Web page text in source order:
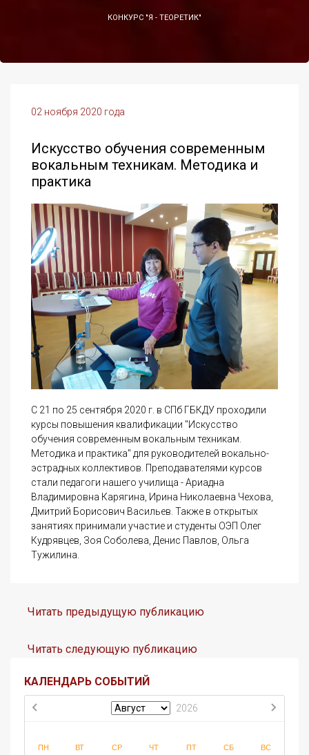
КОНКУРС "Я - ТЕОРЕТИК"
02 ноября 2020 года
Искусство обучения современным
вокальным техникам. Методика и
практика
С 21 по 25 сентября 2020 г. в СПб ГБКДУ проходили
курсы повышения квалификации "Искусство
обучения современным вокальным техникам.
Методика и практика" для руководителей вокально-
эстрадных коллективов. Преподавателями курсов
стали педагоги нашего училища - Ариадна
Владимировна Карягина, Ирина Николаевна Чехова,
Дмитрий Борисович Васильев. Также в открытых
занятиях принимали участие и студенты ОЭП Олег
Кудрявцев, Зоя Соболева, Денис Павлов, Ольга
Тужилина.
Читать предыдущую публикацию
Читать следующую публикацию
КАЛЕНДАРЬ СОБЫТИЙ
2026
ПН ВТ СР ЧТ ПТ СБ ВС